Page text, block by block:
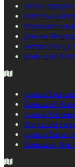
Котельный
Дачно-
метро Улица
Большой
улица
Большой
улица
Мирской
улица
Большая